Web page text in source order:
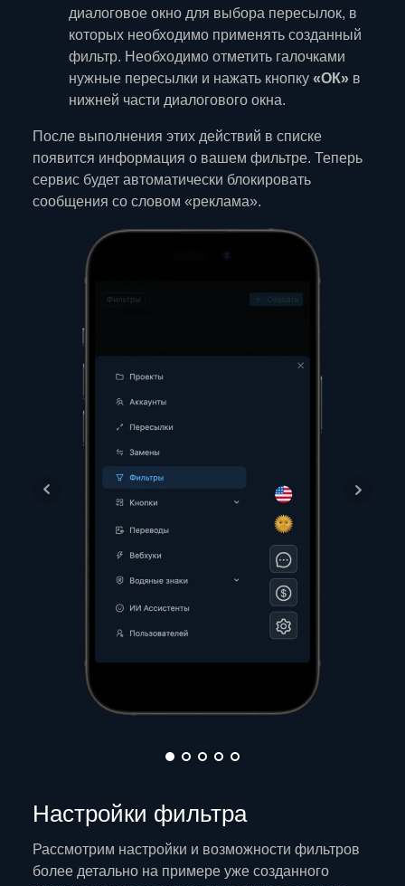
диалоговое окно для выбора пересылок, в
которых необходимо применять созданный
фильтр. Необходимо отметить галочками
нужные пересылки и нажать кнопку «ОК» в
нижней части диалогового окна.
После выполнения этих действий в списке
появится информация о вашем фильтре. Теперь
сервис будет автоматически блокировать
сообщения со словом «реклама».
Настройки фильтра
Рассмотрим настройки и возможности фильтров
более детально на примере уже созданного